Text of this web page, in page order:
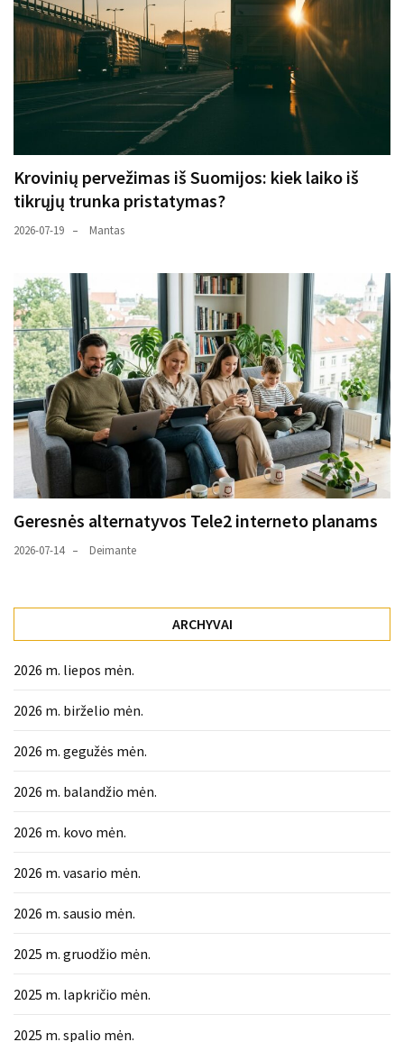
Krovinių pervežimas iš Suomijos: kiek laiko iš
tikrųjų trunka pristatymas?
2026-07-19 Mantas
Geresnės alternatyvos Tele2 interneto planams
2026-07-14 Deimante
ARCHYVAI
2026 m. liepos mėn.
2026 m. birželio mėn.
2026 m. gegužės mėn.
2026 m. balandžio mėn.
2026 m. kovo mėn.
2026 m. vasario mėn.
2026 m. sausio mėn.
2025 m. gruodžio mėn.
2025 m. lapkričio mėn.
2025 m. spalio mėn.